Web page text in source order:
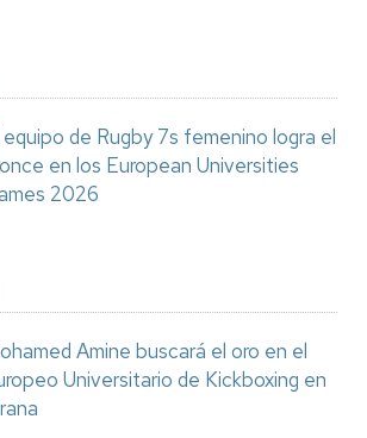
equipo de Rugby 7s femenino logra el
en los European Universities
2026
Amine buscará el oro en el
Universitario de Kickboxing en